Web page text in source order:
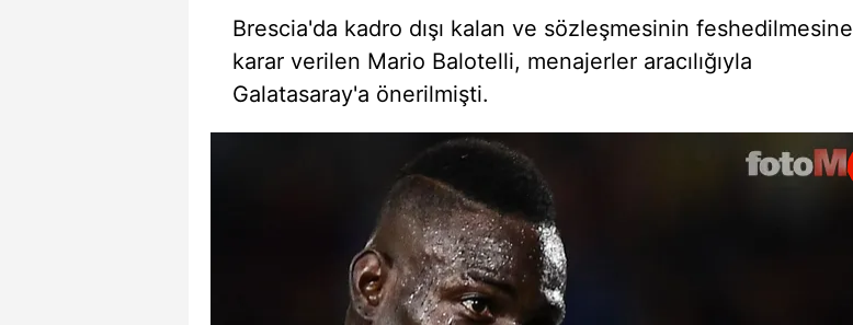
Brescia'da kadro dışı kalan ve sözleşmesinin feshedilmesine
karar verilen Mario Balotelli, menajerler aracılığıyla
Galatasaray'a önerilmişti.